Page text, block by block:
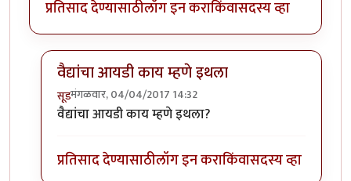
प्रतिसाद देण्यासाठीलॉग इन कराकिंवासदस्य व्हा
वैद्यांचा आयडी काय म्हणे इथला
सूडमंगळवार, 04/04/2017 14:32
In reply toदुस-या एका ग्रुपमधले वझे आणि
वैद्यांचा आयडी काय म्हणे इथला?
प्रतिसाद देण्यासाठीलॉग इन कराकिंवासदस्य व्हा